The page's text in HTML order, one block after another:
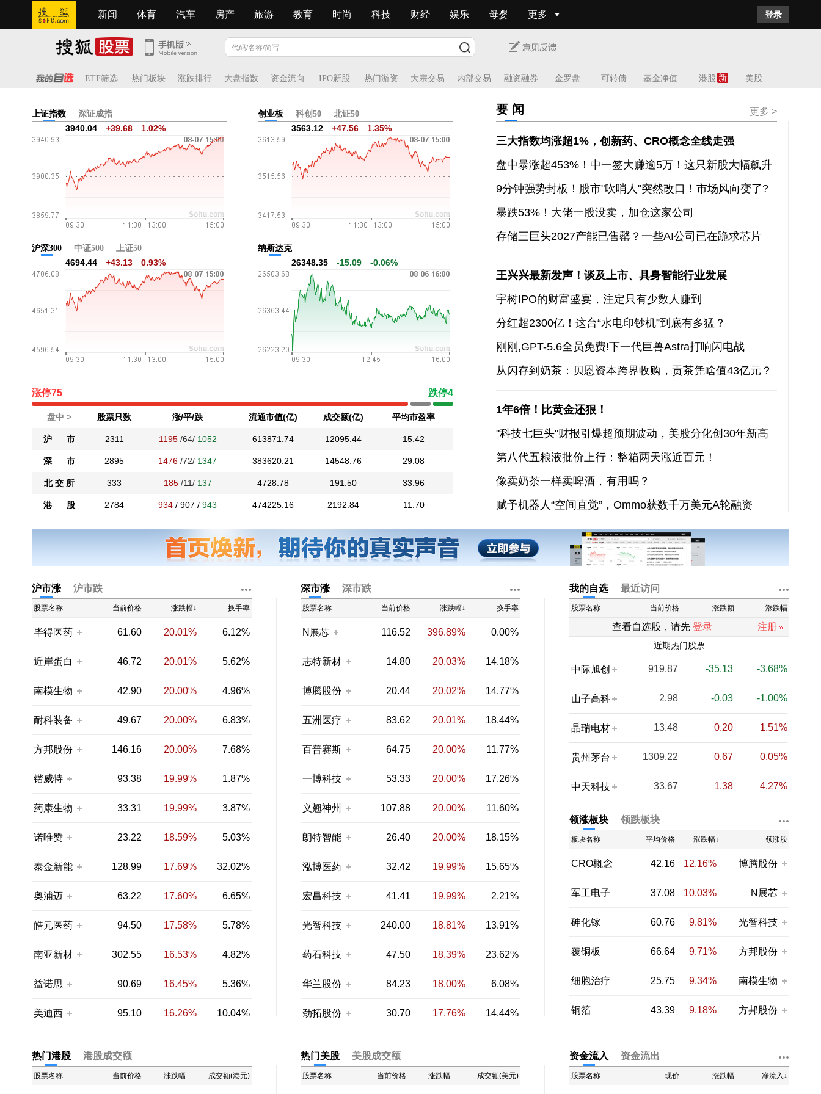
新闻 体育 汽车 房产 旅游 教育 时尚 科技 财经 娱乐 母婴 更多 登录
ETF筛选 热门板块 涨跌排行 大盘指数 资金流向 IPO新股 热门游资 大宗交易 内部交易 融资融券 金罗盘 可转债 基金净值 港股 新 美股
上证指数 深证成指
3940.04 +39.68 1.02%
沪深300 中证500 上证50
4694.44 +43.13 0.93%
创业板 科创50 北证50
3563.12 +47.56 1.35%
纳斯达克
26348.35 -15.09 -0.06%
涨停75 跌停4
盘中 > 股票只数 涨/平/跌 流通市值(亿) 成交额(亿) 平均市盈率
沪 市 2311 1195 /64/ 1052 613871.74 12095.44 15.42
深 市 2895 1476 /72/ 1347 383620.21 14548.76 29.08
北 交 所 333 185 /11/ 137 4728.78 191.50 33.96
港 股 2784 934 / 907 / 943 474225.16 2192.84 11.70
要 闻 更多 >
三大指数均涨超1%，创新药、CRO概念全线走强
盘中暴涨超453%！中一签大赚逾5万！这只新股大幅飙升
9分钟强势封板！股市"吹哨人"突然改口！市场风向变了?
暴跌53%！大佬一股没卖，加仓这家公司
存储三巨头2027产能已售罄？一些AI公司已在跪求芯片
王兴兴最新发声！谈及上市、具身智能行业发展
宇树IPO的财富盛宴，注定只有少数人赚到
分红超2300亿！这台“水电印钞机”到底有多猛？
刚刚,GPT-5.6全员免费!下一代巨兽Astra打响闪电战
从闪存到奶茶：贝恩资本跨界收购，贡茶凭啥值43亿元？
1年6倍！比黄金还狠！
"科技七巨头"财报引爆超预期波动，美股分化创30年新高
第八代五粮液批价上行：整箱两天涨近百元！
像卖奶茶一样卖啤酒，有用吗？
赋予机器人“空间直觉”，Ommo获数千万美元A轮融资
沪市涨 沪市跌
股票名称 当前价格 涨跌幅↓ 换手率
毕得医药 61.60 20.01% 6.12%
近岸蛋白 46.72 20.01% 5.62%
南模生物 42.90 20.00% 4.96%
耐科装备 49.67 20.00% 6.83%
方邦股份 146.16 20.00% 7.68%
锴威特 93.38 19.99% 1.87%
药康生物 33.31 19.99% 3.87%
诺唯赞 23.22 18.59% 5.03%
泰金新能 128.99 17.69% 32.02%
奥浦迈 63.22 17.60% 6.65%
皓元医药 94.50 17.58% 5.78%
南亚新材 302.55 16.53% 4.82%
益诺思 90.69 16.45% 5.36%
美迪西 95.10 16.26% 10.04%
深市涨 深市跌
股票名称 当前价格 涨跌幅↓ 换手率
N展芯 116.52 396.89% 0.00%
志特新材 14.80 20.03% 14.18%
博腾股份 20.44 20.02% 14.77%
五洲医疗 83.62 20.01% 18.44%
百普赛斯 64.75 20.00% 11.77%
一博科技 53.33 20.00% 17.26%
义翘神州 107.88 20.00% 11.60%
朗特智能 26.40 20.00% 18.15%
泓博医药 32.42 19.99% 15.65%
宏昌科技 41.41 19.99% 2.21%
光智科技 240.00 18.81% 13.91%
药石科技 47.50 18.39% 23.62%
华兰股份 84.23 18.00% 6.08%
劲拓股份 30.70 17.76% 14.44%
我的自选 最近访问
股票名称 当前价格 涨跌额 涨跌幅
查看自选股，请先 登录 注册
近期热门股票
中际旭创 919.87 -35.13 -3.68%
山子高科 2.98 -0.03 -1.00%
晶瑞电材 13.48 0.20 1.51%
贵州茅台 1309.22 0.67 0.05%
中天科技 33.67 1.38 4.27%
工业富联 68.18
领涨板块 领跌板块
板块名称 平均价格 涨跌幅↓ 领涨股
CRO概念 42.16 12.16% 博腾股份
军工电子 37.08 10.03% N展芯
砷化镓 60.76 9.81% 光智科技
覆铜板 66.64 9.71% 方邦股份
细胞治疗 25.75 9.34% 南模生物
铜箔 43.39 9.18% 方邦股份
热门港股 港股成交额
股票名称 当前价格 涨跌幅 成交额(港元)
热门美股 美股成交额
股票名称 当前价格 涨跌幅 成交额(美元)
资金流入 资金流出
股票名称 现价 涨跌幅 净流入↓